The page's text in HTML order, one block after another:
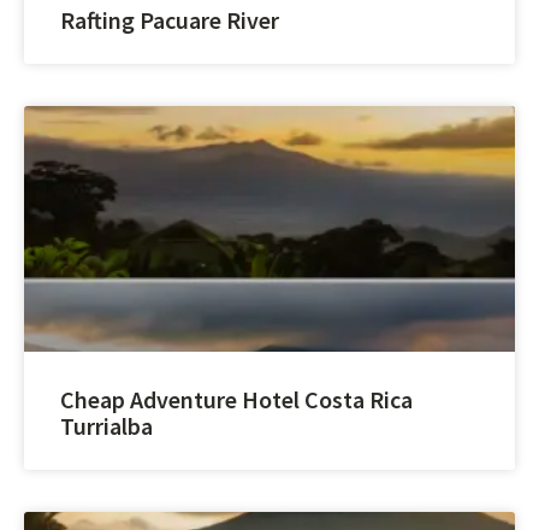
Rafting Pacuare River
Cheap Adventure Hotel Costa Rica
Turrialba